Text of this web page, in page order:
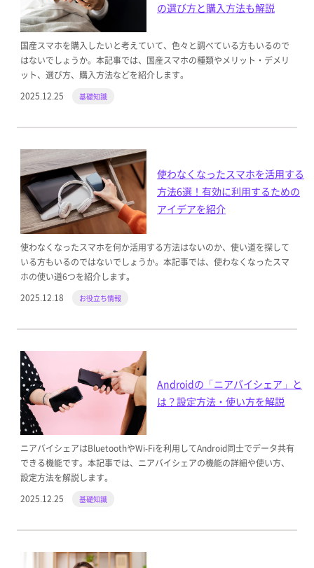
の選び方と購入方法も解説
国産スマホを購入したいと考えていて、色々と調べている方もいるので
はないでしょうか。本記事では、国産スマホの種類やメリット・デメリ
ット、選び方、購入方法などを紹介します。
2025.12.25
基礎知識
使わなくなったスマホを活用する
方法6選！有効に利用するための
アイデアを紹介
使わなくなったスマホを何か活用する方法はないのか、使い道を探して
いる方もいるのではないでしょうか。本記事では、使わなくなったスマ
ホの使い道6つを紹介します。
2025.12.18
お役立ち情報
Androidの「ニアバイシェア」と
は？設定方法・使い方を解説
ニアバイシェアはBluetoothやWi-Fiを利用してAndroid同士でデータ共有
できる機能です。本記事では、ニアバイシェアの機能の詳細や使い方、
設定方法を解説します。
2025.12.25
基礎知識